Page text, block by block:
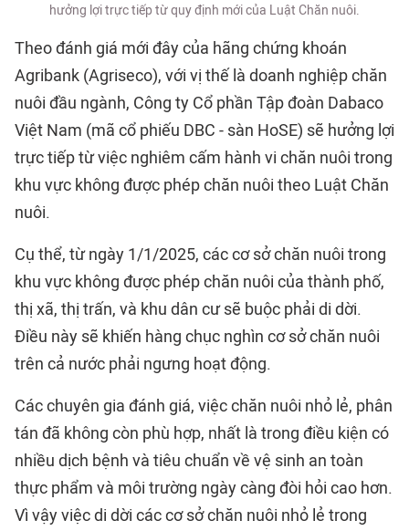
hưởng lợi trực tiếp từ quy định mới của Luật Chăn nuôi.
Theo đánh giá mới đây của hãng chứng khoán
Agribank (Agriseco), với vị thế là doanh nghiệp chăn
nuôi đầu ngành, Công ty Cổ phần Tập đoàn Dabaco
Việt Nam (mã cổ phiếu DBC - sàn HoSE) sẽ hưởng lợi
trực tiếp từ việc nghiêm cấm hành vi chăn nuôi trong
khu vực không được phép chăn nuôi theo Luật Chăn
nuôi.
Cụ thể, từ ngày 1/1/2025, các cơ sở chăn nuôi trong
khu vực không được phép chăn nuôi của thành phố,
thị xã, thị trấn, và khu dân cư sẽ buộc phải di dời.
Điều này sẽ khiến hàng chục nghìn cơ sở chăn nuôi
trên cả nước phải ngưng hoạt động.
Các chuyên gia đánh giá, việc chăn nuôi nhỏ lẻ, phân
tán đã không còn phù hợp, nhất là trong điều kiện có
nhiều dịch bệnh và tiêu chuẩn về vệ sinh an toàn
thực phẩm và môi trường ngày càng đòi hỏi cao hơn.
Vì vậy việc di dời các cơ sở chăn nuôi nhỏ lẻ trong